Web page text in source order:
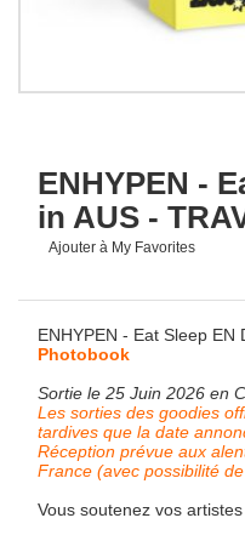
ENHYPEN -
in AUS -
Ajouter à My Favorites
ENHYPEN - Eat Sleep EN
Photobook
Sortie le 25 Juin 2026 en
Les sorties des goodies
tardives que la date
Réception prévue aux
France (avec possibilité
Vous soutenez vos